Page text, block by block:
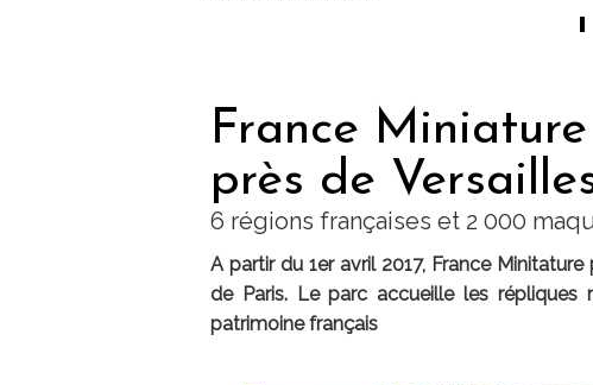
IFTM
France
près de
6 régions françaises et 2 000
A partir du 1er avril 2017, France
de Paris. Le parc accueille les répliques
patrimoine français